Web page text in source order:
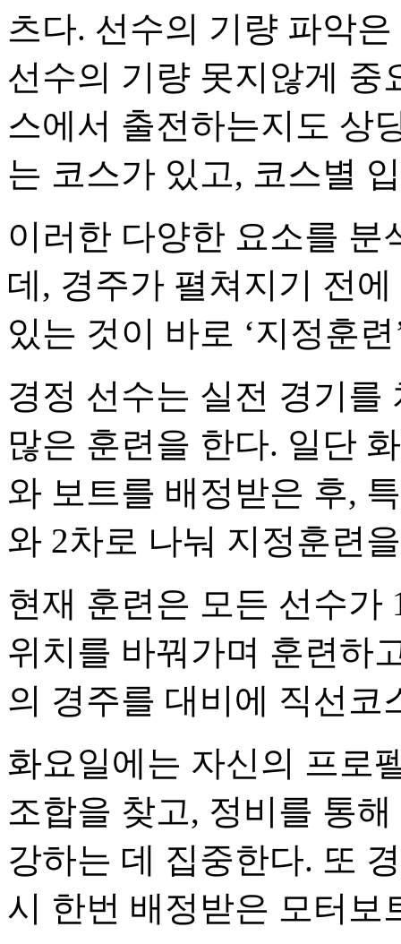
츠다. 선수의 기량 파악
선수의 기량 못지않게 중
스에서 출전하는지도 상
는 코스가 있고, 코스별
이러한 다양한 요소를 분
데, 경주가 펼쳐지기 전
있는 것이 바로 ‘지정훈련
경정 선수는 실전 경기를
많은 훈련을 한다. 일단
와 보트를 배정받은 후,
와 2차로 나눠 지정훈련
현재 훈련은 모든 선수가
위치를 바꿔가며 훈련하
의 경주를 대비에 직선코
화요일에는 자신의 프로
조합을 찾고, 정비를 통
강하는 데 집중한다. 또
시 한번 배정받은 모터보